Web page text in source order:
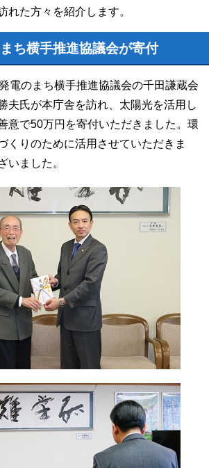
れた方々を紹介します。
ち横手推進協議会が寄付
電のまち横手推進協議会の千田謙蔵会
夫氏が本庁舎を訪れ、太陽光を活用し
意で50万円を寄付いただきました。環
くりのために活用させていただきま
いました。